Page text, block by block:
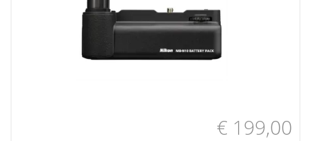
€ 199,00